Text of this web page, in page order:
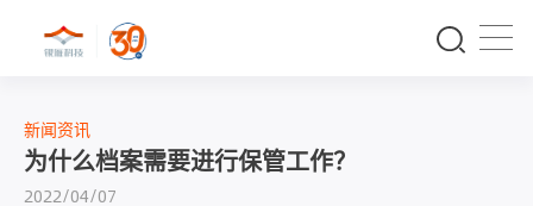
新闻资讯
为什么档案需要进行保管工作？
2022/04/07